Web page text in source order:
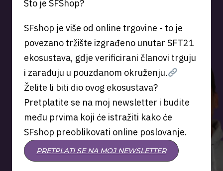
Što je SFShop?
SFshop je više od online trgovine - to je
povezano tržište izgrađeno unutar SFT21
ekosustava, gdje verificirani članovi trguju
i zarađuju u pouzdanom okruženju.
Želite li biti dio ovog ekosustava?
Pretplatite se na moj newsletter i budite
među prvima koji će istražiti kako će
SFshop preoblikovati online poslovanje.
PRETPLATI SE NA MOJ NEWSLETTER